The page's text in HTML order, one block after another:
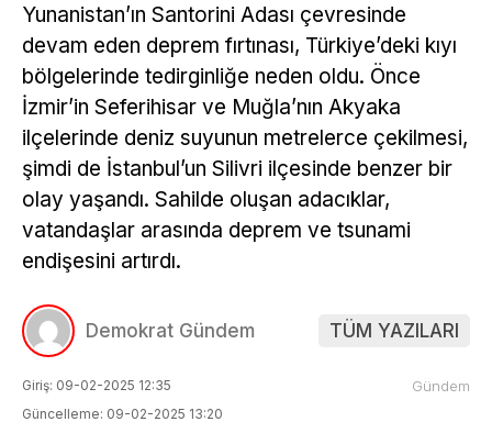
Yunanistan’ın Santorini Adası çevresinde
devam eden deprem fırtınası, Türkiye’deki kıyı
bölgelerinde tedirginliğe neden oldu. Önce
İzmir’in Seferihisar ve Muğla’nın Akyaka
ilçelerinde deniz suyunun metrelerce çekilmesi,
şimdi de İstanbul’un Silivri ilçesinde benzer bir
olay yaşandı. Sahilde oluşan adacıklar,
vatandaşlar arasında deprem ve tsunami
endişesini artırdı.
Demokrat Gündem TÜM YAZILARI
Giriş: 09-02-2025 12:35
Güncelleme: 09-02-2025 13:20
Gündem